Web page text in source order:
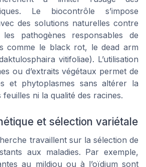
Le biocontrôle s’impose
des solutions naturelles contre
pathogènes responsables de
comme le black rot, le dead arm
vitifoliae). L’utilisation
ou d’extraits végétaux permet de
et phytoplasmes sans altérer la
ni la qualité des racines.
et sélection variétale
travaillent sur la sélection de
aux maladies. Par exemple,
au mildiou ou à l’oïdium sont